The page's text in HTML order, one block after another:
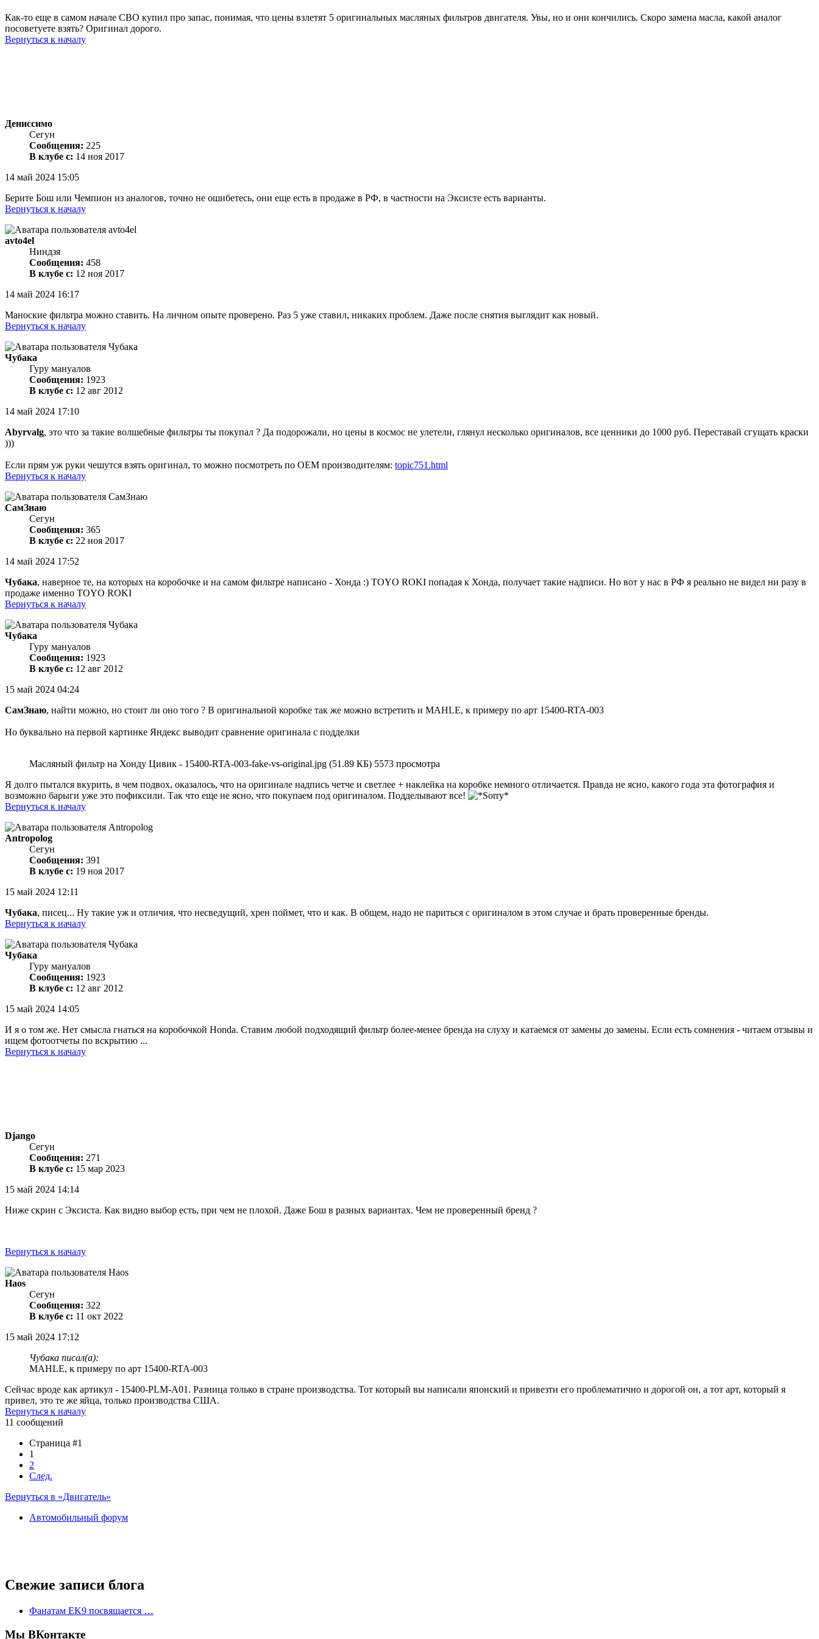
Как-то еще в самом начале СВО купил про запас, понимая, что цены взлетят 5 оригинальных масляных фильтров двигателя. Увы, но и они кончились. Скоро замена масла, какой аналог
посоветуете взять? Оригинал дорого.
Вернуться к началу
Дениссимо
Сегун
Сообщения: 225
В клубе с: 14 ноя 2017
14 май 2024 15:05
Берите Бош или Чемпион из аналогов, точно не ошибетесь, они еще есть в продаже в РФ, в частности на Эксисте есть варианты.
Вернуться к началу
avto4el
Ниндзя
Сообщения: 458
В клубе с: 12 ноя 2017
14 май 2024 16:17
Маноские фильтра можно ставить. На личном опыте проверено. Раз 5 уже ставил, никаких проблем. Даже после снятия выглядит как новый.
Вернуться к началу
Чубака
Гуру мануалов
Сообщения: 1923
В клубе с: 12 авг 2012
14 май 2024 17:10
Abyrvalg, это что за такие волшебные фильтры ты покупал ? Да подорожали, но цены в космос не улетели, глянул несколько оригиналов, все ценники до 1000 руб. Переставай сгущать краски
)))
Если прям уж руки чешутся взять оригинал, то можно посмотреть по OEM производителям: topic751.html
Вернуться к началу
СамЗнаю
Сегун
Сообщения: 365
В клубе с: 22 ноя 2017
14 май 2024 17:52
Чубака, наверное те, на которых на коробочке и на самом фильтре написано - Хонда :) TOYO ROKI попадая к Хонда, получает такие надписи. Но вот у нас в РФ я реально не видел ни разу в
продаже именно TOYO ROKI
Вернуться к началу
Чубака
Гуру мануалов
Сообщения: 1923
В клубе с: 12 авг 2012
15 май 2024 04:24
СамЗнаю, найти можно, но стоит ли оно того ? В оригинальной коробке так же можно встретить и MAHLE, к примеру по арт 15400-RTA-003
Но буквально на первой картинке Яндекс выводит сравнение оригинала с подделки
Масляный фильтр на Хонду Цивик - 15400-RTA-003-fake-vs-original.jpg (51.89 КБ) 5573 просмотра
Я долго пытался вкурить, в чем подвох, оказалось, что на оригинале надпись четче и светлее + наклейка на коробке немного отличается. Правда не ясно, какого года эта фотография и
возможно барыги уже это пофиксили. Так что еще не ясно, что покупаем под оригиналом. Подделывают все!
Вернуться к началу
Antropolog
Сегун
Сообщения: 391
В клубе с: 19 ноя 2017
15 май 2024 12:11
Чубака, писец... Ну такие уж и отличия, что несведущий, хрен поймет, что и как. В общем, надо не париться с оригиналом в этом случае и брать проверенные бренды.
Вернуться к началу
Чубака
Гуру мануалов
Сообщения: 1923
В клубе с: 12 авг 2012
15 май 2024 14:05
И я о том же. Нет смысла гнаться на коробочкой Honda. Ставим любой подходящий фильтр более-менее бренда на слуху и катаемся от замены до замены. Если есть сомнения - читаем отзывы и
ищем фотоотчеты по вскрытию ...
Вернуться к началу
Django
Сегун
Сообщения: 271
В клубе с: 15 мар 2023
15 май 2024 14:14
Ниже скрин с Эксиста. Как видно выбор есть, при чем не плохой. Даже Бош в разных вариантах. Чем не проверенный бренд ?
Вернуться к началу
Haos
Сегун
Сообщения: 322
В клубе с: 11 окт 2022
15 май 2024 17:12
Чубака писал(а):
MAHLE, к примеру по арт 15400-RTA-003
Сейчас вроде как артикул - 15400-PLM-A01. Разница только в стране производства. Тот который вы написали японский и привезти его проблематично и дорогой он, а тот арт, который я
привел, это те же яйца, только производства США.
Вернуться к началу
11 сообщений
Страница #1
1
2
След.
Вернуться в «Двигатель»
Автомобильный форум
Свежие записи блога
Фанатам EK9 посвящается …
Мы ВКонтакте